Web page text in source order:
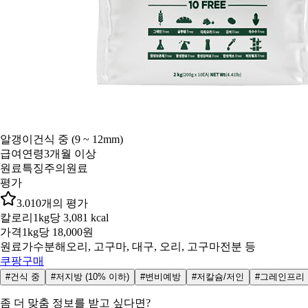
알갱이 건식 중 (9 ~ 12mm)
급여연령3개월 이상
원료특징주의원료
평가
3.010개의 평가
칼로리 1kg당 3,081 kcal
가격1kg당 18,000원
원료가수분해오리, 고구마, 대구, 오리, 고구마전분 등
쿠팡구매
#건식 중 #저지방 (10% 이하) #변비예방 #저칼슘/저인 #그레인프리
좀 더 맞춤 정보를 받고 싶다면?